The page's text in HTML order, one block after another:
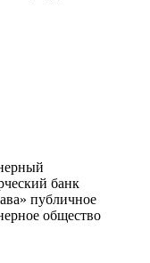
банк
публичное
общество